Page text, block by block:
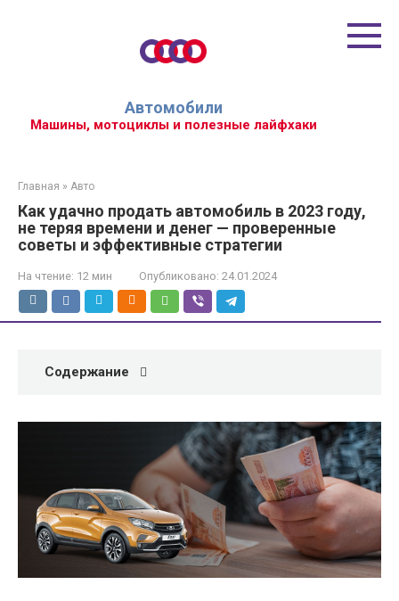
Автомобили
Машины, мотоциклы и полезные лайфхаки
Главная » Авто
Как удачно продать автомобиль в 2023 году,
не теряя времени и денег — проверенные
советы и эффективные стратегии
На чтение: 12 мин Опубликовано: 24.01.2024
Содержание